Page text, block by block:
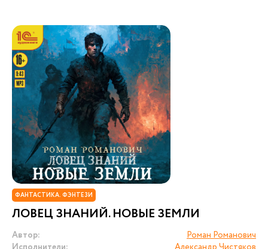
ФАНТАСТИКА. ФЭНТЕЗИ
ЛОВЕЦ ЗНАНИЙ. НОВЫЕ ЗЕМЛИ
Автор:
Роман Романович